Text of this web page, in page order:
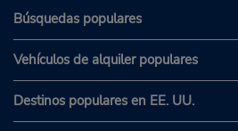
Búsquedas populares
Vehículos de alquiler populares
Destinos populares en EE. UU.